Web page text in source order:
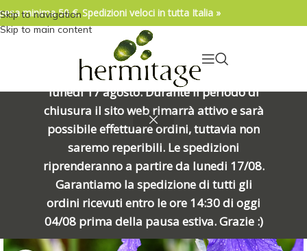
04/08/2026. IMPORTANTE, SI PREGA DI
LEGGERE: Venerdì 7 agosto alle ore
15:00 chiuderemo per una meritata
pausa e riapriremo alle ore 8:00 di
lunedì 17 agosto. Durante il periodo di
chiusura il sito web rimarrà attivo e sarà
possibile effettuare ordini, tuttavia non
saremo reperibili. Le spedizioni
riprenderanno a partire da lunedi 17/08.
Garantiamo la spedizione di tutti gli
ordini ricevuti entro le ore 14:30 di oggi
04/08 prima della pausa estiva. Grazie :)
Skip to navigation
Skip to main content
minima 50 €. Spedizioni veloci in tutta Italia »